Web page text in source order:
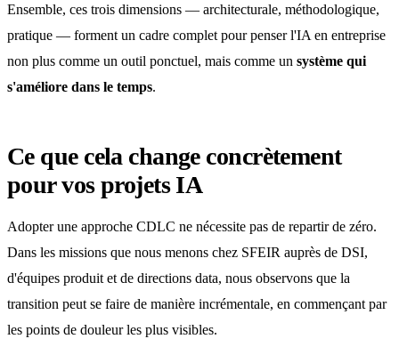
Ensemble, ces trois dimensions — architecturale, méthodologique,
pratique — forment un cadre complet pour penser l'IA en entreprise
non plus comme un outil ponctuel, mais comme un système qui
s'améliore dans le temps.
Ce que cela change concrètement
pour vos projets IA
Adopter une approche CDLC ne nécessite pas de repartir de zéro.
Dans les missions que nous menons chez SFEIR auprès de DSI,
d'équipes produit et de directions data, nous observons que la
transition peut se faire de manière incrémentale, en commençant par
les points de douleur les plus visibles.